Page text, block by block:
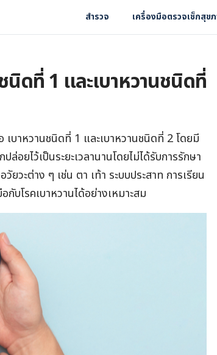
สำรวจ เครื่องมือตรวจเช็กสุข
นิดที่ 1 และเบาหวานชนิดที่
บาหวานชนิดที่ 1 และเบาหวานชนิดที่ 2 โดยมี
อยไว้เป็นระยะเวลานานโดยไม่ได้รับการรักษา
ยวะต่าง ๆ เช่น ตา เท้า ระบบประสาท การเรียน
กับโรคเบาหวานได้อย่างเหมาะสม